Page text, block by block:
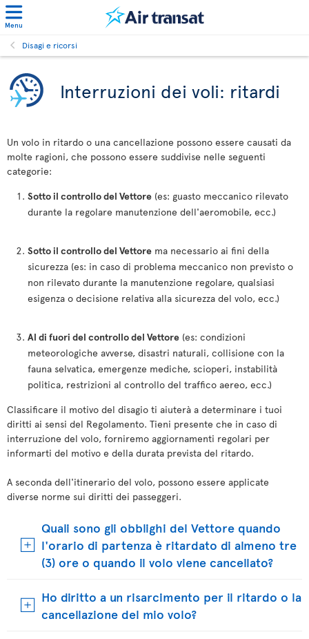
Menu
Disagi e ricorsi
Interruzioni dei voli: ritardi
Un volo in ritardo o una cancellazione possono essere causati da
molte ragioni, che possono essere suddivise nelle seguenti
categorie:
Sotto il controllo del Vettore (es: guasto meccanico rilevato
durante la regolare manutenzione dell'aeromobile, ecc.)
Sotto il controllo del Vettore ma necessario ai fini della
sicurezza (es: in caso di problema meccanico non previsto o
non rilevato durante la manutenzione regolare, qualsiasi
esigenza o decisione relativa alla sicurezza del volo, ecc.)
Al di fuori del controllo del Vettore (es: condizioni
meteorologiche avverse, disastri naturali, collisione con la
fauna selvatica, emergenze mediche, scioperi, instabilità
politica, restrizioni al controllo del traffico aereo, ecc.)
Classificare il motivo del disagio ti aiuterà a determinare i tuoi
diritti ai sensi del Regolamento. Tieni presente che in caso di
interruzione del volo, forniremo aggiornamenti regolari per
informarti del motivo e della durata prevista del ritardo.
A seconda dell'itinerario del volo, possono essere applicate
diverse norme sui diritti dei passeggeri.
Quali sono gli obblighi del Vettore quando
l'orario di partenza è ritardato di almeno tre
(3) ore o quando il volo viene cancellato?
Ho diritto a un risarcimento per il ritardo o la
cancellazione del mio volo?